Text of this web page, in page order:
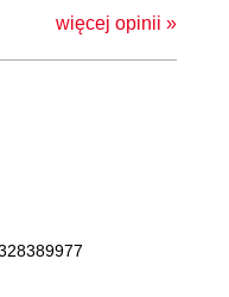
więcej opinii »